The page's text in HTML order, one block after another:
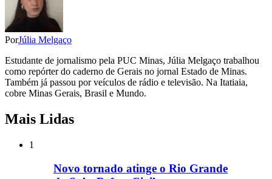
PorJúlia Melgaço
Estudante de jornalismo pela PUC Minas, Júlia Melgaço trabalhou
como repórter do caderno de Gerais no jornal Estado de Minas.
Também já passou por veículos de rádio e televisão. Na Itatiaia,
cobre Minas Gerais, Brasil e Mundo.
Mais Lidas
1
Novo tornado atinge o Rio Grande